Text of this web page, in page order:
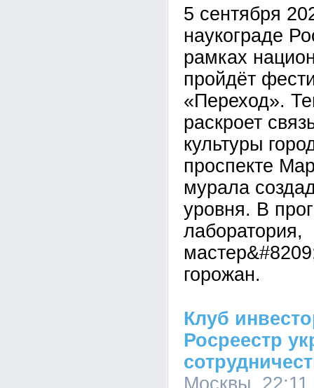
5 сентября
наукограде
рамках
пройдёт
«Переход».
раскроет
культуры
проспекте
мурала
уровня. В
лаборатория,
горожан.
Клуб
Росреестр
Москвы,